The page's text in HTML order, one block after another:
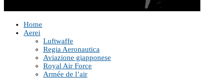
Home
Aerei
Luftwaffe
Regia Aeronautica
Aviazione giapponese
Royal Air Force
Armée de l’air